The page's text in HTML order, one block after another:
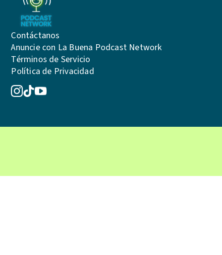
Contáctanos
Anuncie con La Buena Podcast Network
Términos de Servicio
Política de Privacidad